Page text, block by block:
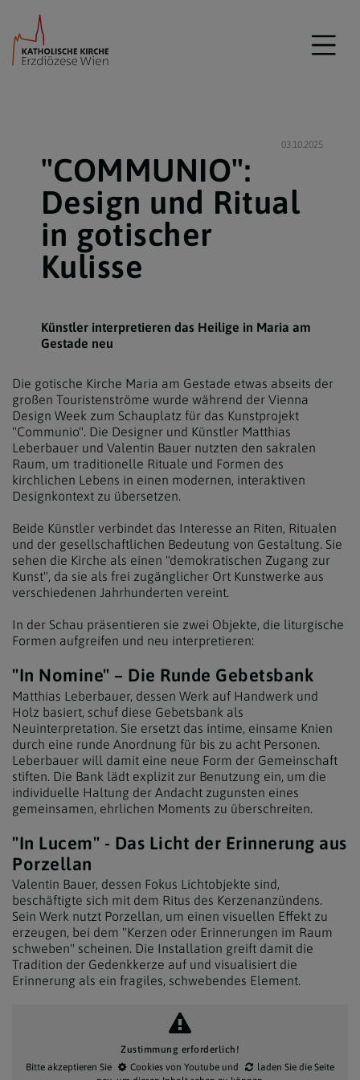
03.10.2025
"COMMUNIO":
Design und Ritual
in gotischer
Kulisse
Künstler interpretieren das Heilige in Maria am
Gestade neu
Die gotische Kirche Maria am Gestade etwas abseits der
großen Touristenströme wurde während der Vienna
Design Week zum Schauplatz für das Kunstprojekt
"Communio". Die Designer und Künstler Matthias
Leberbauer und Valentin Bauer nutzten den sakralen
Raum, um traditionelle Rituale und Formen des
kirchlichen Lebens in einen modernen, interaktiven
Designkontext zu übersetzen.
Beide Künstler verbindet das Interesse an Riten, Ritualen
und der gesellschaftlichen Bedeutung von Gestaltung. Sie
sehen die Kirche als einen "demokratischen Zugang zur
Kunst", da sie als frei zugänglicher Ort Kunstwerke aus
verschiedenen Jahrhunderten vereint.
In der Schau präsentieren sie zwei Objekte, die liturgische
Formen aufgreifen und neu interpretieren:
"In Nomine" – Die Runde Gebetsbank
Matthias Leberbauer, dessen Werk auf Handwerk und
Holz basiert, schuf diese Gebetsbank als
Neuinterpretation. Sie ersetzt das intime, einsame Knien
durch eine runde Anordnung für bis zu acht Personen.
Leberbauer will damit eine neue Form der Gemeinschaft
stiften. Die Bank lädt explizit zur Benutzung ein, um die
individuelle Haltung der Andacht zugunsten eines
gemeinsamen, ehrlichen Moments zu überschreiten.
"In Lucem" - Das Licht der Erinnerung aus
Porzellan
Valentin Bauer, dessen Fokus Lichtobjekte sind,
beschäftigte sich mit dem Ritus des Kerzenanzündens.
Sein Werk nutzt Porzellan, um einen visuellen Effekt zu
erzeugen, bei dem "Kerzen oder Erinnerungen im Raum
schweben" scheinen. Die Installation greift damit die
Tradition der Gedenkkerze auf und visualisiert die
Erinnerung als ein fragiles, schwebendes Element.
Zustimmung erforderlich!
Bitte akzeptieren Sie
Cookies von Youtube und
laden Sie die Seite